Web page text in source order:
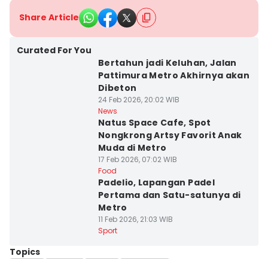
Share Article
Curated For You
Bertahun jadi Keluhan, Jalan
Pattimura Metro Akhirnya akan
Dibeton
24 Feb 2026, 20:02 WIB
News
Natus Space Cafe, Spot
Nongkrong Artsy Favorit Anak
Muda di Metro
17 Feb 2026, 07:02 WIB
Food
Padelio, Lapangan Padel
Pertama dan Satu-satunya di
Metro
11 Feb 2026, 21:03 WIB
Sport
Topics